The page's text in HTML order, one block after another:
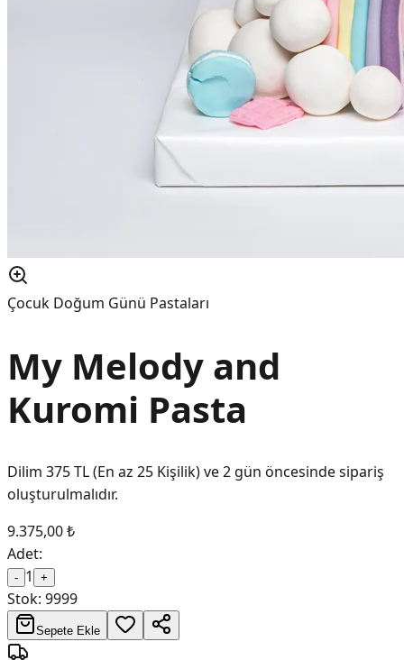
Çocuk Doğum Günü Pastaları
My Melody and
Kuromi Pasta
Dilim 375 TL (En az 25 Kişilik) ve 2 gün öncesinde sipariş
oluşturulmalıdır.
9.375,00 ₺
Adet:
- 1 +
Stok: 9999
Sepete Ekle